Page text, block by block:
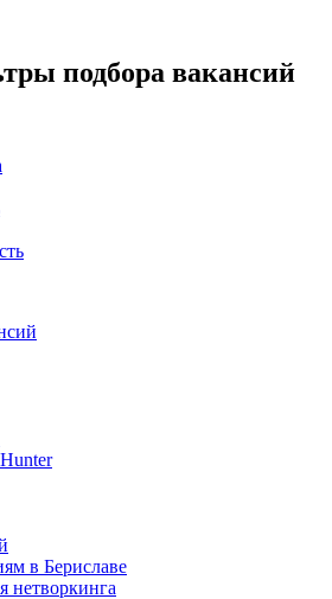
подбора вакансий
в Бериславе
нетворкинга